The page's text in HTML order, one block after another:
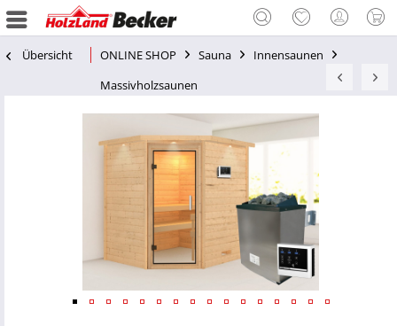
Übersicht ONLINE SHOP Sauna
Innensaunen
Massivholzsaunen